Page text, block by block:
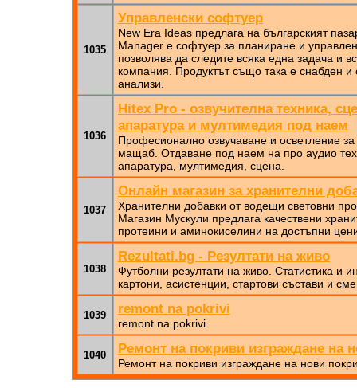
1035
Управленски софтуер
New Era Ideas предлага на българският
Manager е софтуер за планиране и
позволява да следите всяка една задача и
компания. Продуктът също така е снабден
анализи.
1036
Hitex Pro - озвучителна техника,
апаратура и мултимедия под наем
Професионално озвучаване и осветление
мащаб. Отдаване под наем на про аудио
апаратура, мултимедия, сцена.
1037
Онлайн магазин за хранителни
Хранителни добавки от водещи световни
Магазин Мускули предлага качествени
протеини и аминокиселини на достъпни
1038
Rezultati.bg - Резултати на живо
Футболни резултати на живо. Статистика и
картони, асистенции, стартови състави и
1039 remont na pokrivi
remont na pokrivi
1040 Ремонт на покриви изграждане на
Ремонт на покриви изграждане на нови